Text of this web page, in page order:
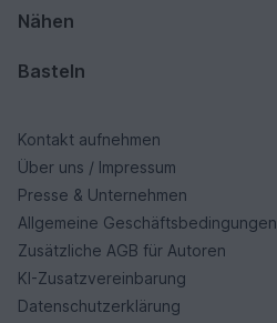
Nähen
Basteln
Kontakt aufnehmen
Über uns / Impressum
Presse & Unternehmen
Allgemeine Geschäftsbedingungen
Zusätzliche AGB für Autoren
KI-Zusatzvereinbarung
Datenschutzerklärung